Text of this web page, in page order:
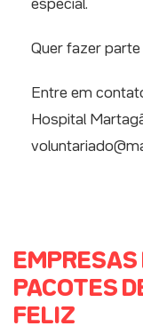
especial.
Quer fazer
Entre em
Hospital
EMPRESAS
PACOTES
FELIZ